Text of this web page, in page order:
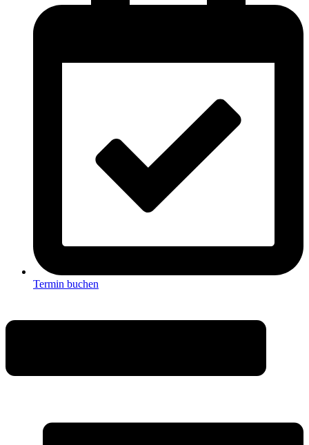
Termin buchen